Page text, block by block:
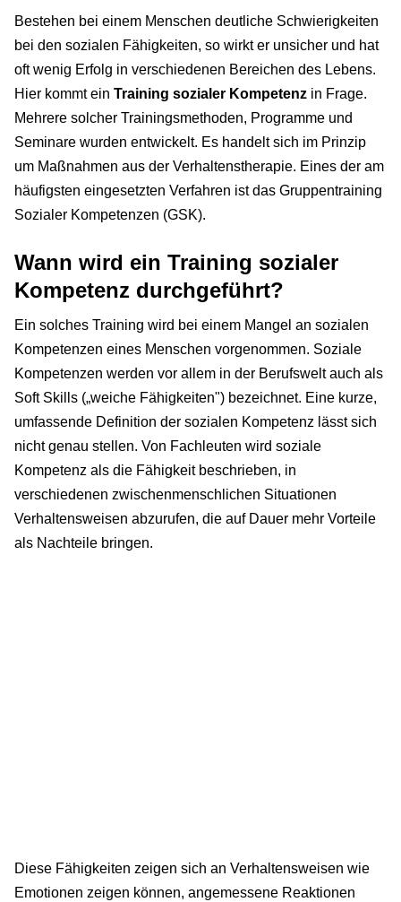
Bestehen bei einem Menschen deutliche Schwierigkeiten
bei den sozialen Fähigkeiten, so wirkt er unsicher und hat
oft wenig Erfolg in verschiedenen Bereichen des Lebens.
Hier kommt ein Training sozialer Kompetenz in Frage.
Mehrere solcher Trainingsmethoden, Programme und
Seminare wurden entwickelt. Es handelt sich im Prinzip
um Maßnahmen aus der Verhaltenstherapie. Eines der am
häufigsten eingesetzten Verfahren ist das Gruppentraining
Sozialer Kompetenzen (GSK).
Wann wird ein Training sozialer
Kompetenz durchgeführt?
Ein solches Training wird bei einem Mangel an sozialen
Kompetenzen eines Menschen vorgenommen. Soziale
Kompetenzen werden vor allem in der Berufswelt auch als
Soft Skills („weiche Fähigkeiten") bezeichnet. Eine kurze,
umfassende Definition der sozialen Kompetenz lässt sich
nicht genau stellen. Von Fachleuten wird soziale
Kompetenz als die Fähigkeit beschrieben, in
verschiedenen zwischenmenschlichen Situationen
Verhaltensweisen abzurufen, die auf Dauer mehr Vorteile
als Nachteile bringen.
Diese Fähigkeiten zeigen sich an Verhaltensweisen wie
Emotionen zeigen können, angemessene Reaktionen